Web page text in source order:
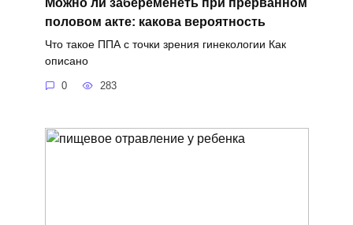
половом акте: какова вероятность
Что такое ППА с точки зрения гинекологии Как
описано
0 283